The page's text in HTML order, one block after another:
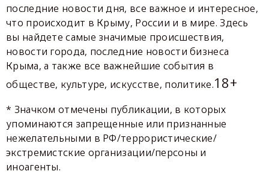
последние новости дня, все важное и интересное,
что происходит в Крыму, России и в мире. Здесь
вы найдете самые значимые происшествия,
новости города, последние новости бизнеса
Крыма, а также все важнейшие события в
обществе, культуре, искусстве, политике.18+
* Значком отмечены публикации, в которых
упоминаются запрещенные или признанные
нежелательными в РФ/террористические/
экстремистские организации/персоны и
иноагенты.